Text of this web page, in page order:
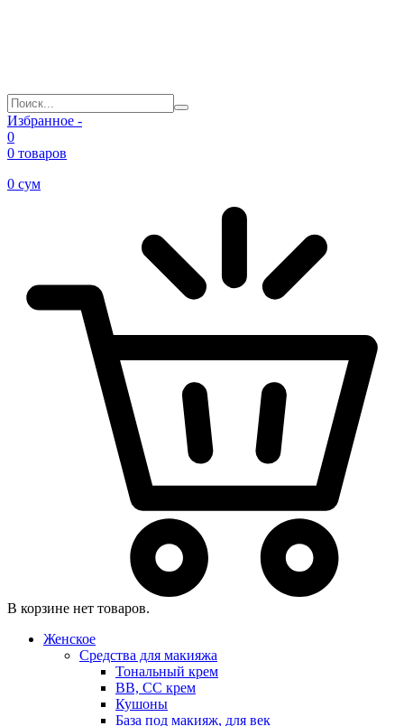
Избранное -
0
0 товаров
0 сум
В корзине нет товаров.
Женское
Средства для макияжа
Тональный крем
BB, CC крем
Кушоны
База под макияж, для век